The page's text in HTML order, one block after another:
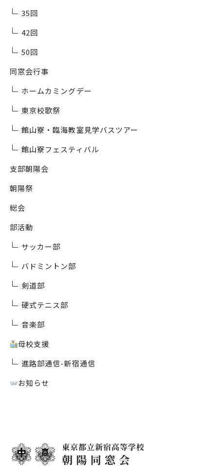
35回
42回
50回
同窓会行事
ホームカミングデー
東京校歌祭
館山寮・臨海教室見学バスツアー
館山寮フェスティバル
支部朝陽会
朝陽祭
総会
部活動
サッカー部
バドミントン部
剣道部
硬式テニス部
音楽部
母校支援
進路部通信-新宿通信
お知らせ